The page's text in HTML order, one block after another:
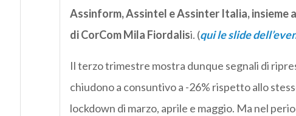
Assinform, Assintel e Assinter Italia, insieme
di CorCom Mila Fiordalisi. (qui le slide
Il terzo trimestre mostra dunque segnali di
chiudono a consuntivo a -26% rispetto allo
lockdown di marzo, aprile e maggio. Ma nel